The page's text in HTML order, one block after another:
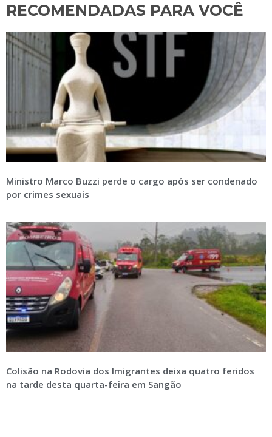
RECOMENDADAS PARA VOCÊ​
Ministro Marco Buzzi perde o cargo após ser condenado
por crimes sexuais
Colisão na Rodovia dos Imigrantes deixa quatro feridos
na tarde desta quarta-feira em Sangão